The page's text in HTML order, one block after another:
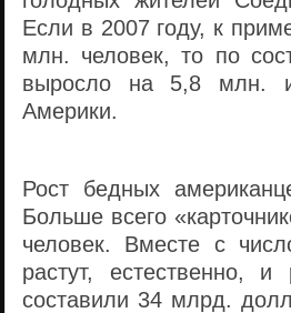
Если в 2007 году, к
млн. человек, то по
выросло на 5,8 млн. и
Америки.
Рост бедных
Больше всего
человек. Вместе с
растут,
составили 34 млрд.